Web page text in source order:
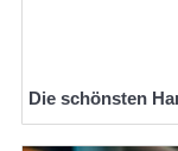
Die schönsten